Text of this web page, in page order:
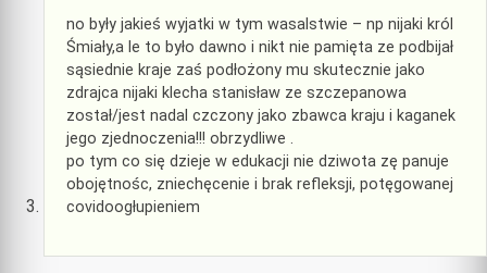
no były jakieś wyjatki w tym wasalstwie – np nijaki król
Śmiały,a le to było dawno i nikt nie pamięta ze podbijał
sąsiednie kraje zaś podłożony mu skutecznie jako
zdrajca nijaki klecha stanisław ze szczepanowa
został/jest nadal czczony jako zbawca kraju i kaganek
jego zjednoczenia!!! obrzydliwe .
po tym co się dzieje w edukacji nie dziwota zę panuje
obojętnośc, zniechęcenie i brak refleksji, potęgowanej
covidoogłupieniem